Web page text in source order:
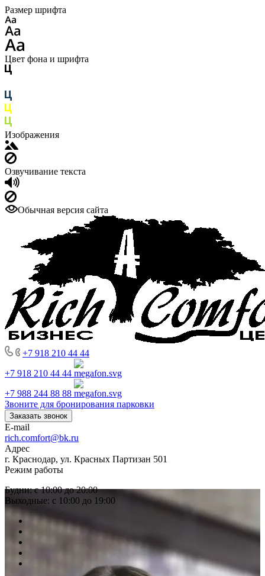
Размер шрифта
Цвет фона и шрифта
Изображения
Озвучивание текста
Обычная версия сайта
+7 918 210 44 44
+7 918 210 44 44
+7 988 244 88 88
Звоните для бронирования парковки
Заказать звонок
E-mail
rich.comfort@bk.ru
Адрес
г. Краснодар, ул. Красных Партизан 501
Режим работы
Будни: с 10:00 до 20:00
Выходные: с 10:00 до 19:00